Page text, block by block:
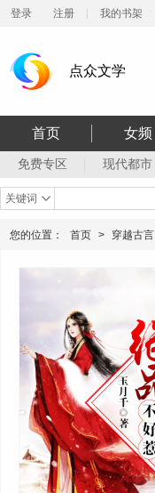
登录 注册 我的书架
点众文学
首页 女频
免费专区 现代都市
关键词
您的位置： 首页 > 穿越古言